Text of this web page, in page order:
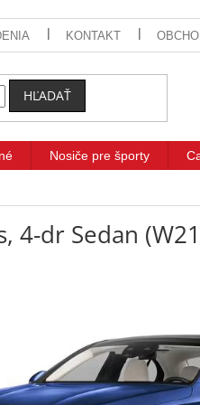
KONTAKT
HĽADAŤ
Nosiče pre športy
4-dr Sedan